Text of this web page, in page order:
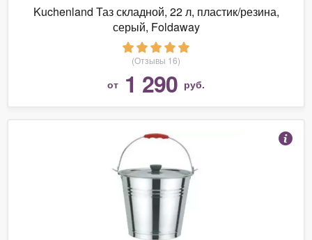
Kuchenland Таз складной, 22 л, пластик/резина,
серый, Foldaway
(Отзывы 16)
от 1 290 руб.